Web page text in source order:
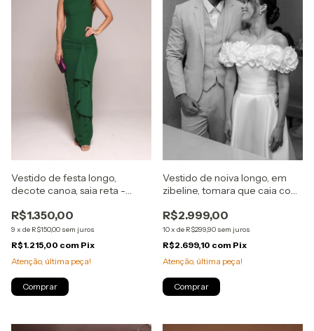
Vestido de festa longo,
decote canoa, saia reta -
R$1.350,00
9 x de R$150,00 sem juros
R$1.215,00 com Pix
Atenção, última peça!
Comprar
Vestido de noiva longo, em
zibeline, tomara que caia com
Off White
R$2.999,00
10x de R$299,90 sem juros
R$2.699,10 com Pix
Atenção, última peça!
Comprar